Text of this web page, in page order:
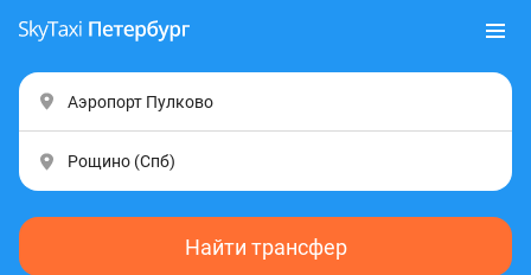
Найти трансфер